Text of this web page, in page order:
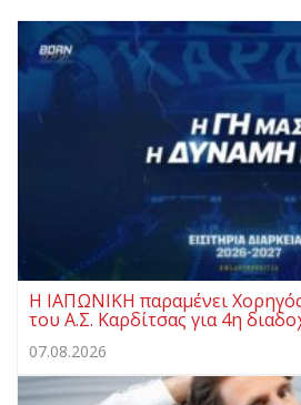
Η ΙΑΠΩΝΙΚΗ παραμένει
του Α.Σ. Καρδίτσας για 4η
07.08.2026